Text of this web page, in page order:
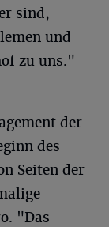
sind,
und
zu uns."
der
des
Seiten der
"Das